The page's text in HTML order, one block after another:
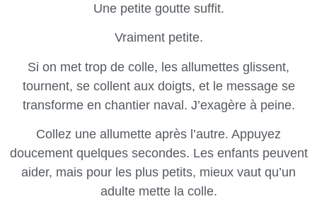
Une petite goutte suffit.
Vraiment petite.
Si on met trop de colle, les allumettes glissent,
tournent, se collent aux doigts, et le message se
transforme en chantier naval. J’exagère à peine.
Collez une allumette après l’autre. Appuyez
doucement quelques secondes. Les enfants peuvent
aider, mais pour les plus petits, mieux vaut qu’un
adulte mette la colle.